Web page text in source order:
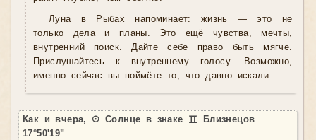
Луна в Рыбах напоминает: жизнь — это не
только дела и планы. Это ещё чувства, мечты,
внутренний поиск. Дайте себе право быть мягче.
Прислушайтесь к внутреннему голосу. Возможно,
именно сейчас вы поймёте то, что давно искали.
Как и вчера, ☉ Солнце в знаке ♊ Близнецов
17°50'19"